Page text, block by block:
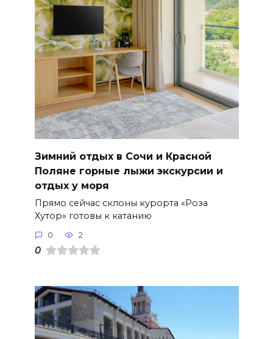
Зимний отдых в Сочи и Красной
Поляне горные лыжи экскурсии и
отдых у моря
Прямо сейчас склоны курорта «Роза
Хутор» готовы к катанию
0 2
0